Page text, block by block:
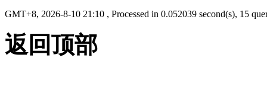
GMT+8, 2026-8-10 21:10 , Processed in 0.052039 second(s), 15
返回顶部